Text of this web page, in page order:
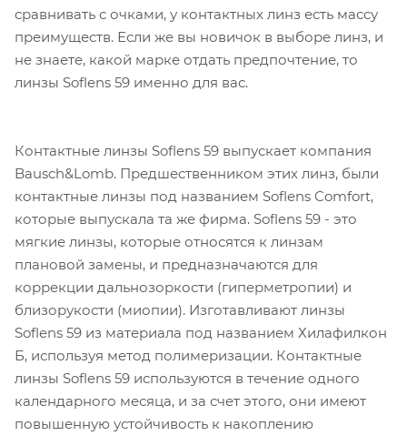
сравнивать с очками, у контактных линз есть массу
преимуществ. Если же вы новичок в выборе линз, и
не знаете, какой марке отдать предпочтение, то
линзы Soflens 59 именно для вас.
Контактные линзы Soflens 59 выпускает компания
Bausch&Lomb. Предшественником этих линз, были
контактные линзы под названием Soflens Comfort,
которые выпускала та же фирма. Soflens 59 - это
мягкие линзы, которые относятся к линзам
плановой замены, и предназначаются для
коррекции дальнозоркости (гиперметропии) и
близорукости (миопии). Изготавливают линзы
Soflens 59 из материала под названием Хилафилкон
Б, используя метод полимеризации. Контактные
линзы Soflens 59 используются в течение одного
календарного месяца, и за счет этого, они имеют
повышенную устойчивость к накоплению